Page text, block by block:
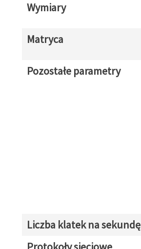
Wymiary
Matryca
Pozostałe parametry
Liczba klatek na sekundę